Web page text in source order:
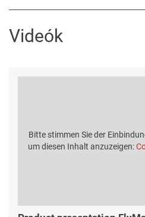
Videók
Bitte stimmen Sie der
um diesen Inhalt anzuzeigen: